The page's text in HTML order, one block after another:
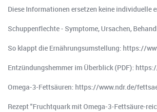
Diese Informationen ersetzen keine individuelle
Schuppenflechte - Symptome, Ursachen,
So klappt die Ernährungsumstellung: https://
Entzündungshemmer im Überblick (PDF):
Omega-3-Fettsäuren: https://www.ndr.de/
Rezept "Fruchtquark mit Omega-3-Fettsäure-